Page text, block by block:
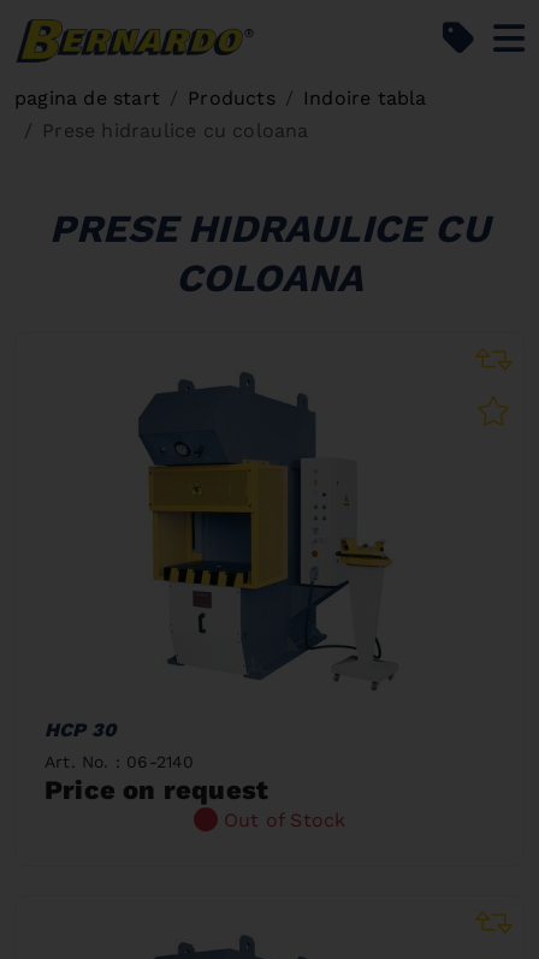
pagina de start Products
Indoire tabla
Prese hidraulice cu coloana
PRESE HIDRAULICE CU
COLOANA
HCP 30
Art. No. : 06-2140
Price on request
Out of Stock